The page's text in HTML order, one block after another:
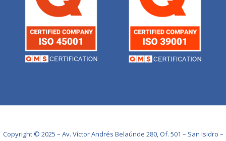
Copyright © 2025 – Av. Víctor Andrés Belaúnde 280, Of. 501 – San Isidro –